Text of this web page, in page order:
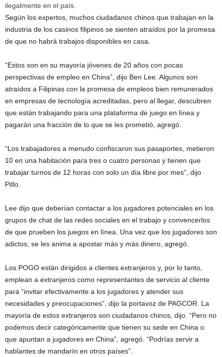
ilegalmente en el país.
Según los expertos, muchos ciudadanos chinos que trabajan en la
industria de los casinos filipinos se sienten atraídos por la promesa
de que no habrá trabajos disponibles en casa.
“Estos son en su mayoría jóvenes de 20 años con pocas
perspectivas de empleo en China”, dijo Ben Lee. Algunos son
atraídos a Filipinas con la promesa de empleos bien remunerados
en empresas de tecnología acreditadas, pero al llegar, descubren
que están trabajando para una plataforma de juego en línea y
pagarán una fracción de lo que se les prometió, agregó.
“Los trabajadores a menudo confiscaron sus pasaportes, metieron
10 en una habitación para tres o cuatro personas y tienen que
trabajar turnos de 12 horas con solo un día libre por mes”, dijo
Pitlo.
Lee dijo que deberían contactar a los jugadores potenciales en los
grupos de chat de las redes sociales en el trabajo y convencerlos
de que prueben los juegos en línea. Una vez que los jugadores son
adictos, se les anima a apostar más y más dinero, agregó.
Los POGO están dirigidos a clientes extranjeros y, por lo tanto,
emplean a extranjeros como representantes de servicio al cliente
para “invitar efectivamente a los jugadores y atender sus
necesidades y preocupaciones”, dijo la portavoz de PAGCOR. La
mayoría de estos extranjeros son ciudadanos chinos, dijo. “Pero no
podemos decir categóricamente que tienen su sede en China o
que apuntan a jugadores en China”, agregó. “Podrías servir a
hablantes de mandarín en otros países”.